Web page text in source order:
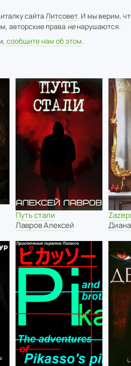
сайта Литсовет. И мы верим,
авторские права ненарушаются.
сообщите нам об этом.
Путь стали
Лавров Алексей